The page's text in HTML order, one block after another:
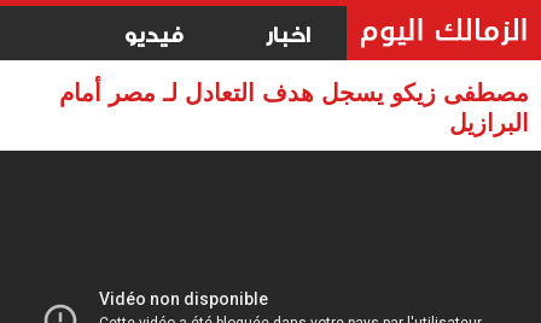
اخبار فيديو
مصطفى زيكو يسجل هدف التعادل لـ مصر أمام
البرازيل